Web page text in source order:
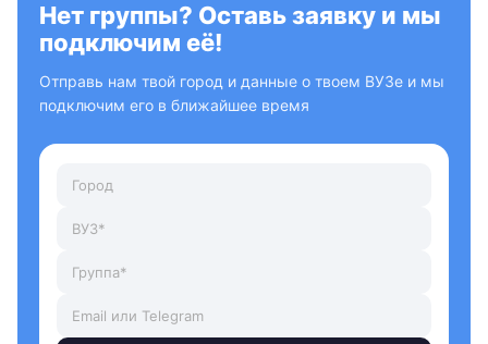
Нет группы? Оставь заявку и мы
подключим её!
Отправь нам твой город и данные о твоем ВУЗе и мы
подключим его в ближайшее время